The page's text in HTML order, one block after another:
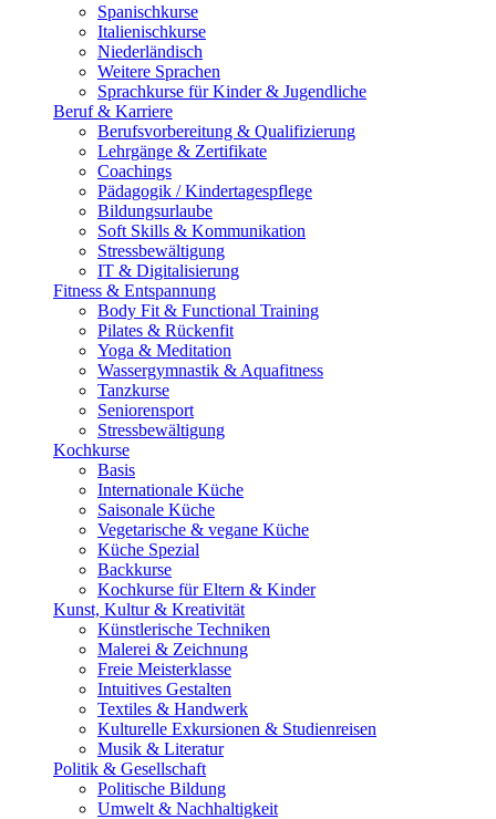
Spanischkurse
Italienischkurse
Niederländisch
Weitere Sprachen
Sprachkurse für Kinder & Jugendliche
Beruf & Karriere
Berufsvorbereitung & Qualifizierung
Lehrgänge & Zertifikate
Coachings
Pädagogik / Kindertagespflege
Bildungsurlaube
Soft Skills & Kommunikation
Stressbewältigung
IT & Digitalisierung
Fitness & Entspannung
Body Fit & Functional Training
Pilates & Rückenfit
Yoga & Meditation
Wassergymnastik & Aquafitness
Tanzkurse
Seniorensport
Stressbewältigung
Kochkurse
Basis
Internationale Küche
Saisonale Küche
Vegetarische & vegane Küche
Küche Spezial
Backkurse
Kochkurse für Eltern & Kinder
Kunst, Kultur & Kreativität
Künstlerische Techniken
Malerei & Zeichnung
Freie Meisterklasse
Intuitives Gestalten
Textiles & Handwerk
Kulturelle Exkursionen & Studienreisen
Musik & Literatur
Politik & Gesellschaft
Politische Bildung
Umwelt & Nachhaltigkeit